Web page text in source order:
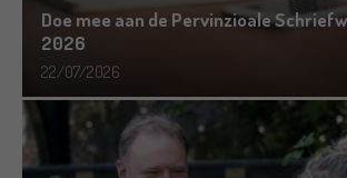
Doe mee aan de Pervinzioale
2026
22/07/2026